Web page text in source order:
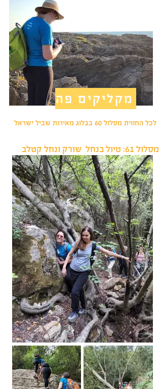
מקליקים פה
לכל החווית מסלול 60 בבלוג מאירות שביל ישראל
מסלול 61: טיול בנחל שורק ונחל קטלב